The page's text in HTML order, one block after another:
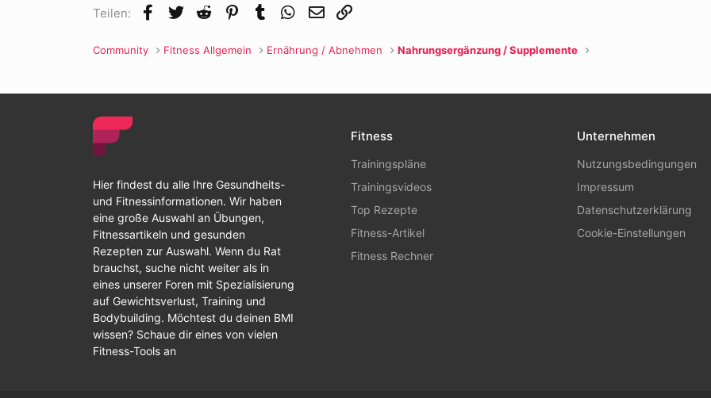
Teilen: Facebook
Twitter Reddit PinterestTumblrWhatsApp
E-Mail
Community Fitness Allgemein Ernährung / Abnehmen Nahrungsergänzung / Supplemente
Hier findest du alle Ihre Gesundheits-
und Fitnessinformationen. Wir haben
eine große Auswahl an Übungen,
Fitnessartikeln und gesunden
Rezepten zur Auswahl. Wenn du Rat
brauchst, suche nicht weiter als in
eines unserer Foren mit Spezialisierung
auf Gewichtsverlust, Training und
Bodybuilding. Möchtest du deinen BMI
wissen? Schaue dir eines von vielen
Fitness-Tools an
Fitness
Trainingspläne
Trainingsvideos
Top Rezepte
Fitness-Artikel
Fitness Rechner
Unternehmen
Nutzungsbedingungen
Impressum
Datenschutzerklärung
Cookie-Einstellungen